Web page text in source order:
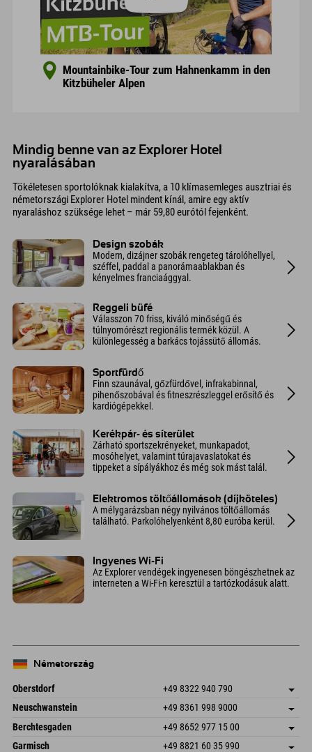
Mountainbike-Tour zum Hahnenkamm in den
Kitzbüheler Alpen
Mindig benne van az Explorer Hotel
nyaralásában
Tökéletesen sportolóknak kialakítva, a 10 klímasemleges ausztriai és
németországi Explorer Hotel mindent kínál, amire egy aktív
nyaraláshoz szüksége lehet – már 59,80 eurótól fejenként.
Design szobák
Modern, dizájner szobák rengeteg tárolóhellyel,
széffel, paddal a panorámaablakban és
kényelmes franciaággyal.
Reggeli büfé
Válasszon 70 friss, kiváló minőségű és
túlnyomórészt regionális termék közül. A
különlegesség a barkács tojássütő állomás.
Sportfürdő
Finn szaunával, gőzfürdővel, infrakabinnal,
pihenőszobával és fitneszrészleggel erősítő és
kardiógépekkel.
Kerékpár- és síterület
Zárható sportszekrényeket, munkapadot,
mosóhelyet, valamint túrajavaslatokat és
tippeket a sípályákhoz és még sok mást talál.
Elektromos töltőállomások (díjköteles)
A mélygarázsban négy nyilvános töltőállomás
található. Parkolóhelyenként 8,80 euróba kerül.
Ingyenes Wi-Fi
Az Explorer vendégek ingyenesen böngészhetnek az
interneten a Wi-Fi-n keresztül a tartózkodásuk alatt.
Németország
Oberstdorf +49 8322 940 790
An der Breitach 3
Németország
Cím mentése
Könyv
Neuschwanstein +49 8361 998 9000
An der Riese 45
87484 Nesselwang im Allgäu
Németország
Cím mentése
Érkezési információk
Könyv
Berchtesgaden +49 8652 977 15 00
Hofreitstr. 7
Cím mentése
Garmisch +49 8821 60 35 990